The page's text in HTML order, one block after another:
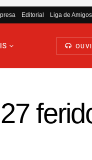
Editorial Liga de Amigos